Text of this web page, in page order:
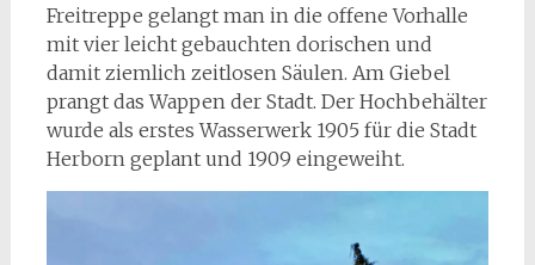
Freitreppe gelangt man in die offene Vorhalle
mit vier leicht gebauchten dorischen und
damit ziemlich zeitlosen Säulen. Am Giebel
prangt das Wappen der Stadt. Der Hochbehälter
wurde als erstes Wasserwerk 1905 für die Stadt
Herborn geplant und 1909 eingeweiht.